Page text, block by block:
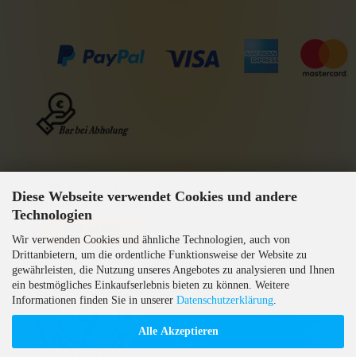
Diese Webseite verwendet Cookies und andere
Technologien
Wir verwenden Cookies und ähnliche Technologien, auch von
Drittanbietern, um die ordentliche Funktionsweise der Website zu
gewährleisten, die Nutzung unseres Angebotes zu analysieren und Ihnen
ein bestmögliches Einkaufserlebnis bieten zu können. Weitere
Informationen finden Sie in unserer Datenschutzerklärung
Alle Akzeptieren
GEPRÜFTE AGB